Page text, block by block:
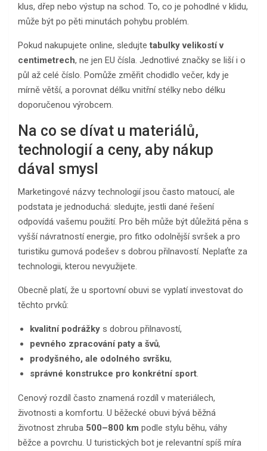
klus, dřep nebo výstup na schod. To, co je pohodlné v klidu,
může být po pěti minutách pohybu problém.
Pokud nakupujete online, sledujtetabulky velikostí v
centimetrech, ne jen EU čísla. Jednotlivé značky se liší i o
půl až celé číslo. Pomůže změřit chodidlo večer, kdy je
mírně větší, a porovnat délku vnitřní stélky nebo délku
doporučenou výrobcem.
Na co se dívat u materiálů,
technologií a ceny, aby nákup
dával smysl
Marketingové názvy technologií jsou často matoucí, ale
podstata je jednoduchá: sledujte, jestli dané řešení
odpovídá vašemu použití. Pro běh může být důležitá pěna s
vyšší návratností energie, pro fitko odolnější svršek a pro
turistiku gumová podešev s dobrou přilnavostí. Neplaťte za
technologii, kterou nevyužijete.
Obecně platí, že u sportovní obuvi se vyplatí investovat do
těchto prvků:
kvalitní podrážky s dobrou přilnavostí,
pevného zpracování paty a švů,
prodyšného, ale odolného svršku,
správné konstrukce pro konkrétní sport.
Cenový rozdíl často znamená rozdíl v materiálech,
životnosti a komfortu. U běžecké obuvi bývá běžná
životnost zhruba 500–800 km podle stylu běhu, váhy
běžce a povrchu. U turistických bot je relevantní spíš míra